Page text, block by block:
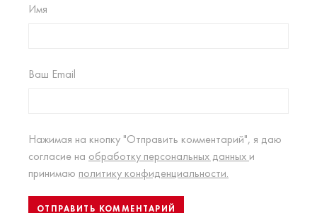
Имя
Ваш Email
Нажимая на кнопку "Отправить комментарий", я даю
согласие на обработку персональных данных и
принимаю политику конфиденциальности.